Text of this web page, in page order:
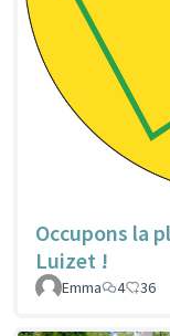
Occupons la
Luizet !
Emma
4 36